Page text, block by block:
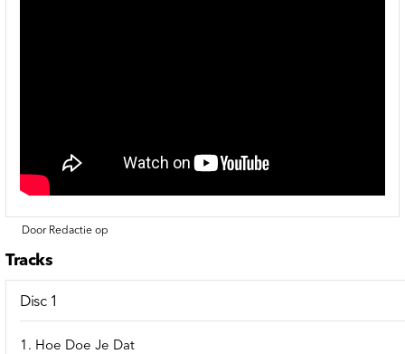
Door Redactie op
Tracks
Disc 1
1. Hoe Doe Je Dat